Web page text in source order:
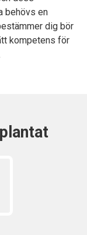
behövs en
dig bör
kompetens för